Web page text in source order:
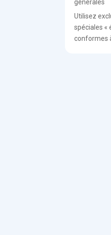
générales
Utilisez
spéciales «
conformes